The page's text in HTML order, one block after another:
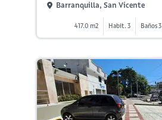
Barranquilla, San Vicente
417.0 m2 Habit. 3 Baños 3